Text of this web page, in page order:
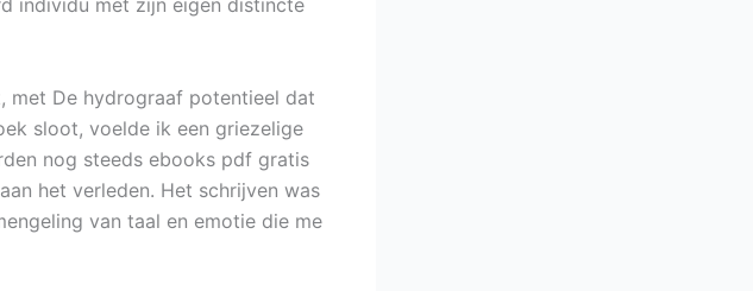
individu met zijn eigen distincte
met De hydrograaf potentieel dat
sloot, voelde ik een griezelige
nog steeds ebooks pdf gratis
het verleden. Het schrijven was
van taal en emotie die me